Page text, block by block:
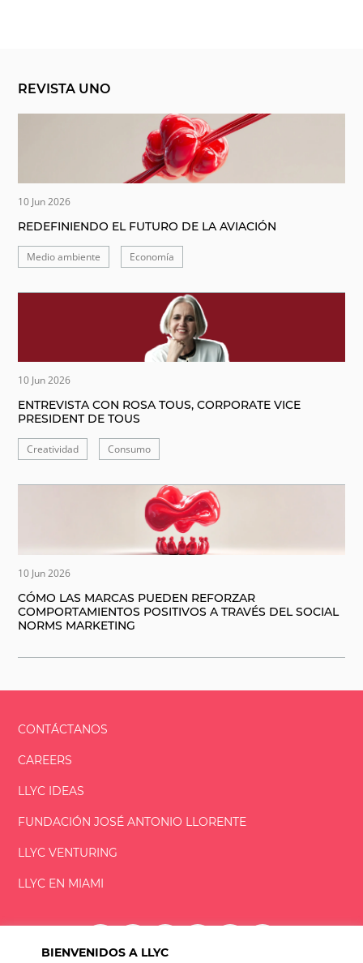
BIENVENIDOS A LLYC
REVISTA UNO
10 Jun 2026
REDEFINIENDO EL FUTURO DE LA AVIACIÓN
Medio ambiente Economía
10 Jun 2026
ENTREVISTA CON ROSA TOUS, CORPORATE VICE
PRESIDENT DE TOUS
Creatividad Consumo
10 Jun 2026
CÓMO LAS MARCAS PUEDEN REFORZAR
COMPORTAMIENTOS POSITIVOS A TRAVÉS DEL SOCIAL
NORMS MARKETING
CONTÁCTANOS
CAREERS
LLYC IDEAS
FUNDACIÓNJOSÉ ANTONIO LLORENTE
LLYC VENTURING
LLYC EN MIAMI